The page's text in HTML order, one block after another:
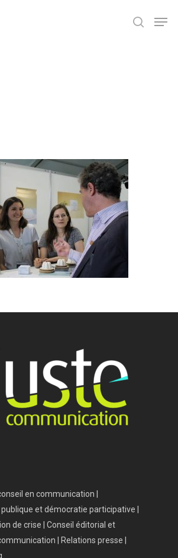
en communication |
et démocratie participative |
de crise | Conseil éditorial et
| Relations presse |
Accueil
Nous connaître
Nos services
Nos références
Contact